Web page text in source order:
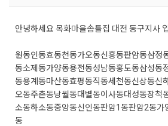
안녕하세요 목화마을솜틀집 대전 동구지사
원동인동효동천동가오동신흥동판암동삼정
동소제동가양동용전동성남동홍도동삼성동
동용계동마산동효평동직동세천동신상동신
오동주촌동낭월동대별동이사동대성동장척
소동하소동중앙동신인동판암1동판암2동가
동